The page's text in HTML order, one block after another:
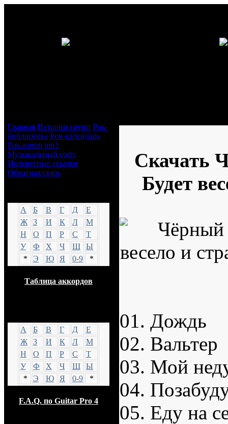
Главная Истории групп Рок-
библиотека Рок-календарь
Рок-юмор mp3
Музыкальный софт
Интересные ссылки
Обратная связь
А
Б В Г Д
Е
Ж
З И К Л
М
Н
О П Р С
Т
У
Ф Х Ч Ш
Ы
*
Э Ю Я 0-9 *
Таблица аккордов
А
Б В Г Д
Е
Ж
З И К Л
М
Н
О П Р С
Т
У
Ф Х Ч Ш
Ы
*
Э Ю Я 0-9 *
F.A.Q. по Guitar Pro 4
Скачать
Будет
01. Дождь
02. Вальтер
03. Мой
04.
05. Еду на